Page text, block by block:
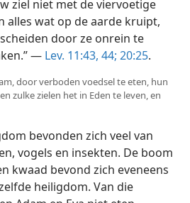
ziel niet met de viervoetige
alles wat op de aarde kruipt,
door ze onrein te
— Lev. 11:43, 44; 20:25.
door verboden voedsel te eten, hun
zulke zielen het in Eden te leven, en
bevonden zich veel van
vogels en insekten. De boom
kwaad bevond zich eveneens
heiligdom. Van die